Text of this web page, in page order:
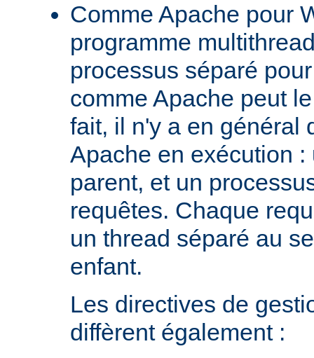
Comme Apache pour
programme
processus séparé
comme Apache peut
fait, il n'y a en général
Apache en exécution :
parent, et un
requêtes. Chaque
un thread séparé au
enfant.
Les directives de
diffèrent également :